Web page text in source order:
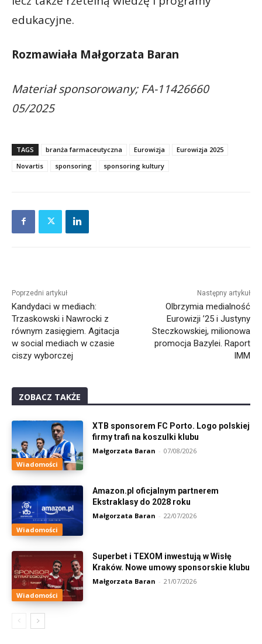
edukacyjne.
Rozmawiała Małgorzata Baran
Materiał sponsorowany; FA-11426660
05/2025
TAGS branża farmaceutyczna Eurowizja
Eurowizja 2025
Novartis
sponsoring sponsoring kultury
Poprzedni artykuł
Kandydaci w mediach:
Trzaskowski i Nawrocki z
równym zasięgiem. Agitacja
w social mediach w czasie
ciszy wyborczej
Następny artykuł
Olbrzymia medialność
Eurowizji ’25 i Justyny
Steczkowskiej, milionowa
promocja Bazylei. Raport
IMM
ZOBACZ TAKŻE
Wiadomości
XTB sponsorem FC Porto. Logo polskiej
firmy trafi na koszulki klubu
Małgorzata Baran - 07/08/2026
Wiadomości
Amazon.pl oficjalnym partnerem
Ekstraklasy do 2028 roku
Małgorzata Baran - 22/07/2026
Wiadomości
Superbet i TEXOM inwestują w Wisłę
Kraków. Nowe umowy sponsorskie klubu
Małgorzata Baran - 21/07/2026